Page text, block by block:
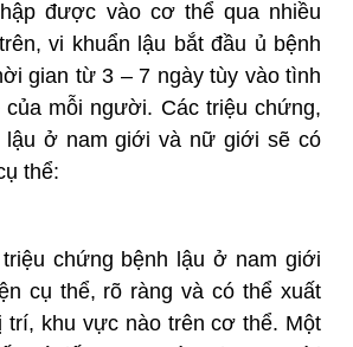
được vào cơ thể qua nhiều
vi khuẩn lậu bắt đầu ủ bệnh
gian từ 3 – 7 ngày tùy vào tình
mỗi người. Các triệu chứng,
lậu ở nam giới và nữ giới sẽ có
thể:
chứng bệnh lậu ở nam giới
cụ thể, rõ ràng và có thể xuất
trí, khu vực nào trên cơ thể. Một